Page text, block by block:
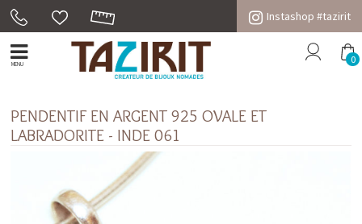
Instashop #tazirit
MENU 0
PENDENTIF EN ARGENT 925 OVALE ET
LABRADORITE - INDE 061